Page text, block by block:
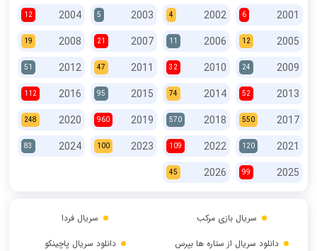
2001
6
2002
4
2003
5
2004
12
2005
12
2006
11
2007
21
2008
19
2009
24
2010
32
2011
47
2012
51
2013
52
2014
74
2015
95
2016
112
2017
550
2018
570
2019
960
2020
248
2021
120
2022
109
2023
100
2024
83
2025
99
2026
45
سریال بازی مرکب
دانلود سریال از ستاره ها بپرس
سریال فردا
دانلود سریال پاچینکو